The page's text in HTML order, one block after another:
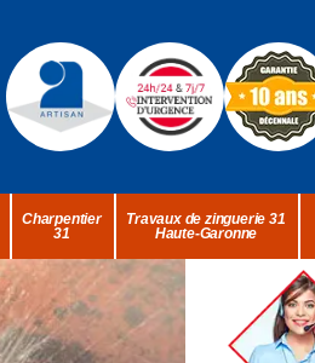
Charpentier
31
Travaux de zinguerie 31
Haute-Garonne